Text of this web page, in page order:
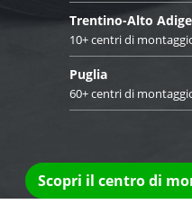
Trentino-Alto Adige
10+ centri di
Puglia
60+ centri di
Scopri il centro di